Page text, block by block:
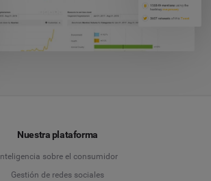
Nuestra plataforma
Inteligencia sobre el consumidor
Gestión de redes sociales